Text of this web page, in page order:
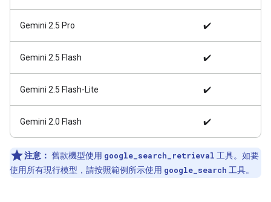
Gemini 2.5 Pro ✔️
Gemini 2.5 Flash ✔️
Gemini 2.5 Flash-Lite ✔️
Gemini 2.0 Flash ✔️
注意： 舊款機型使用 google_search_retrieval 工具。如要
使用所有現行模型，請按照範例所示使用 google_search 工具。